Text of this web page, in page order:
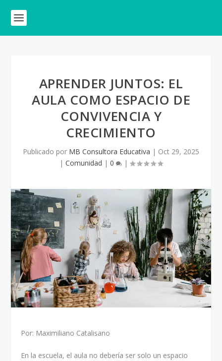
APRENDER JUNTOS: EL
AULA COMO ESPACIO DE
CONVIVENCIA Y
CRECIMIENTO
Publicado por MB Consultora Educativa | Oct 29, 2025
| Comunidad | 0 |
Por: Maximiliano Catalisano
En la escuela, el aula no debería ser solo un espacio